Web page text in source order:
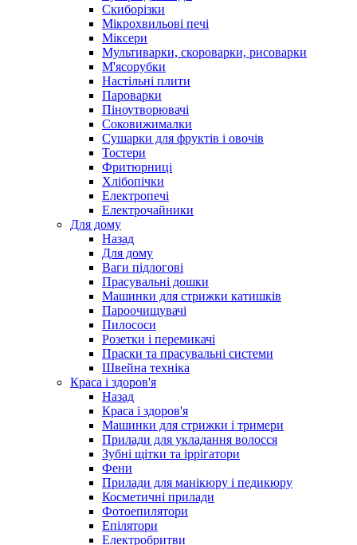
Скиборізки
Мікрохвильові печі
Міксери
Мультиварки, скороварки, рисоварки
М'ясорубки
Настільні плити
Пароварки
Піноутворювачі
Соковижималки
Сушарки для фруктів і овочів
Тостери
Фритюрниці
Хлібопічки
Електропечі
Електрочайники
Для дому
Назад
Для дому
Ваги підлогові
Прасувальні дошки
Машинки для стрижки катишків
Пароочищувачі
Пилососи
Розетки і перемикачі
Праски та прасувальні системи
Швейна техніка
Краса і здоров'я
Назад
Краса і здоров'я
Машинки для стрижки і тримери
Прилади для укладання волосся
Зубні щітки та іррігатори
Фени
Прилади для манікюру і педикюру
Косметичні прилади
Фотоепилятори
Епілятори
Електробритви